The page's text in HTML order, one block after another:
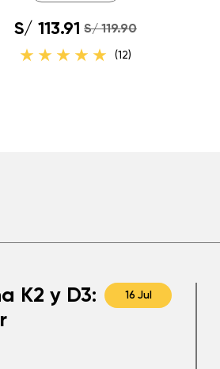
S/ 113.91 S/ 119.90
(12)
K2 y D3:
16 Jul